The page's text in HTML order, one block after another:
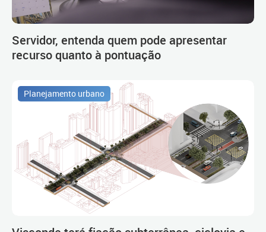
Servidor, entenda quem pode apresentar
recurso quanto à pontuação
Planejamento urbano